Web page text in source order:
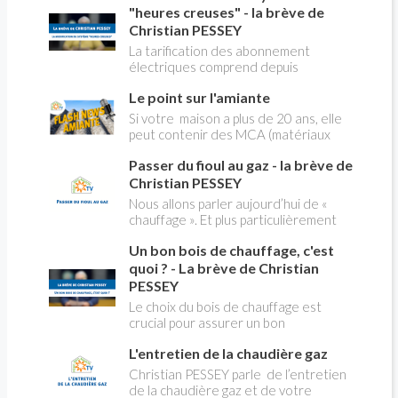
"heures creuses" - la brève de
Christian PESSEY
La tarification des abonnement
électriques comprend depuis
pleines, heures creuses. Aujourd'hui
Christian PESSEY vous explique tout
ce qu'il faut savoir sur la nouvelle
modification du système "heures
creuses" qui concerne près de 15
millions de Français !
Le point sur l'amiante
Si votre maison a plus de 20 ans, elle
peut contenir des MCA (matériaux
panique, on fait le point dans notre
flash news n°3 spéciale Amiante et
ses dangers avec Christian Pessey
Passer du fioul au gaz - la brève de
Christian PESSEY
Nous allons parler aujourd’hui de «
chauffage ». Et plus particulièrement
aborder l’abandon du fioul au profit du
gaz.
Un bon bois de chauffage, c'est
quoi ? - La brève de Christian
PESSEY
Le choix du bois de chauffage est
crucial pour assurer un bon
l'impact environnemental. Mais
comment reconnaître un bois de
qualité ? Plusieurs critères entrent en
L'entretien de la chaudière gaz
Christian PESSEY parle de l’entretien
de la chaudière gaz et de votre